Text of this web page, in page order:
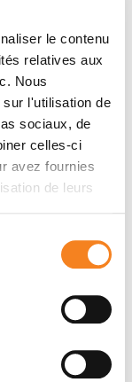
le contenu
relatives aux
Nous
l'utilisation de
sociaux, de
celles-ci
avez fournies
de leurs
programmes
des
afin
des cancers
à